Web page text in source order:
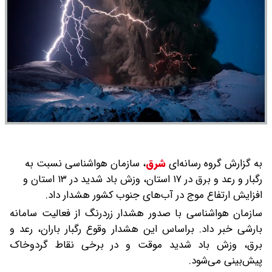
به گزارش گروه رسانه‌ایشرق، سازمان هواشناسی نسبت به
رگبار و رعد و برق در ۱۷ استان، وزش باد شدید در ۱۳ استان و
افزایش ارتفاع موج در آب‌های جنوب کشور هشدار داد.
سازمان هواشناسی با صدور هشدار زردرنگ از فعالیت سامانه
بارشی خبر داد. براساس این هشدار وقوع رگبار باران، رعد و
برق، وزش باد شدید موقت و در برخی نقاط گردوخاک
پیش‌بینی می‌شود.